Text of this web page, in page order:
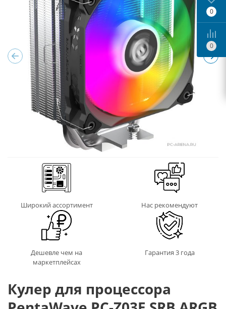
Широкий ассортимент Нас рекомендуют
Дешевле чем на
маркетплейсах
Гарантия 3 года
Кулер для процессора
0
0